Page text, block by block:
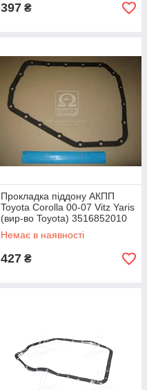
397 ₴
Прокладка піддону АКПП
Toyota Corolla 00-07 Vitz Yaris
(вир-во Toyota) 3516852010
UA51
Немає в наявності
427 ₴